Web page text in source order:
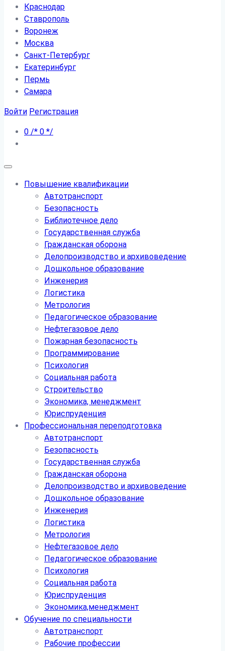
Краснодар
Ставрополь
Воронеж
Москва
Санкт-Петербург
Екатеринбург
Пермь
Самара
Войти Регистрация
0 /* 0 */
Повышение квалификации
Автотранспорт
Безопасность
Библиотечное дело
Государственная служба
Гражданская оборона
Делопроизводство и архивоведение
Дошкольное образование
Инженерия
Логистика
Метрология
Педагогическое образование
Нефтегазовое дело
Пожарная безопасность
Программирование
Психология
Социальная работа
Строительство
Экономика, менеджмент
Юриспруденция
Профессиональная переподготовка
Автотранспорт
Безопасность
Государственная служба
Гражданская оборона
Делопроизводство и архивоведение
Дошкольное образование
Инженерия
Логистика
Метрология
Нефтегазовое дело
Педагогическое образование
Психология
Социальная работа
Юриспруденция
Экономика,менеджмент
Обучение по специальности
Автотранспорт
Рабочие профессии